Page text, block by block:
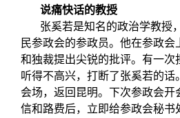
实用信息
总会章程
理事会名单
制度法规
说痛快话的教授
张奚若是知名的政治学教授
民参政会的参政员。他在参政
和独裁提出尖锐的批评。有一次
听得不高兴，打断了张奚若的
会场，返回昆明。下次参政会开
信和路费后，立即给参政会秘书